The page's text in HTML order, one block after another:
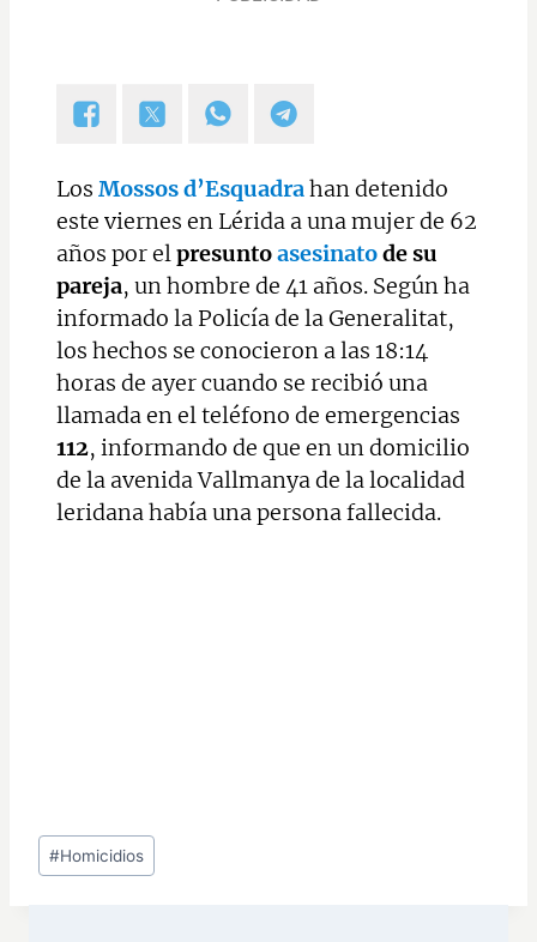
Etiquetas
de
#Homicidios